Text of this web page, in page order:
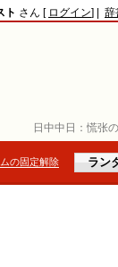
日中中日： 慌张
ト さん [ ログイン] | 辞
の固定解除